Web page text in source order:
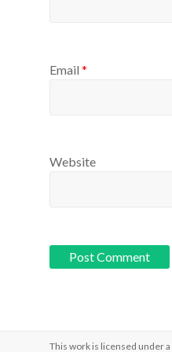
Email *
Website
This work is licensed under a